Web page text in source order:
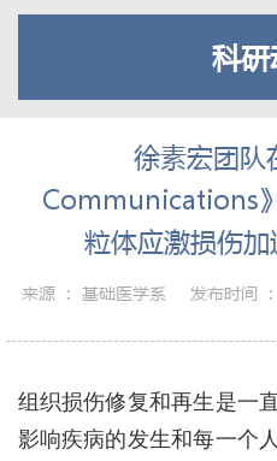
科
徐素宏团
Communications
粒体应激损伤
来源 ： 基础医学系 发布时间 ：
组织损伤修复和再生是一
影响疾病的发生和每一个